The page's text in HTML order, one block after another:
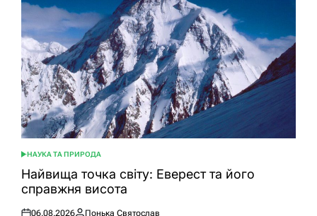
ОПУБЛІКУВАТИ
У
НАУКА ТА ПРИРОДА
Найвища точка світу: Еверест та його
справжня висота
06.08.2026 Понька Святослав